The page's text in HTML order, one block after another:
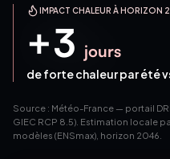
IMPACT CHALEUR À HORIZON
+3 jours
de forte chaleur par été
Source : Météo-France — portail
GIEC RCP 8.5). Estimation locale
modèles (ENSmax), horizon 2046.